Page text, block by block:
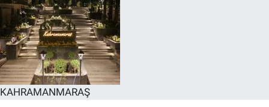
KAHRAMANMARAŞ
EĞİTİM
EKONOMİ
KÜLTÜR-SANAT